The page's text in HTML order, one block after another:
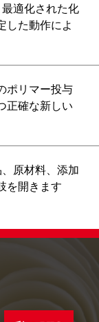
適化された化
した動作によ
ポリマー投与
正確な新しい
原材料、添加
を開きます